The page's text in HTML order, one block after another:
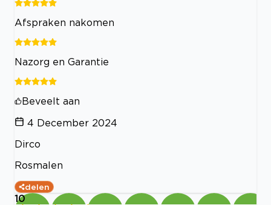
Afspraken nakomen
Nazorg en Garantie
Beveelt aan
4 December 2024
Dirco
Rosmalen
delen
10